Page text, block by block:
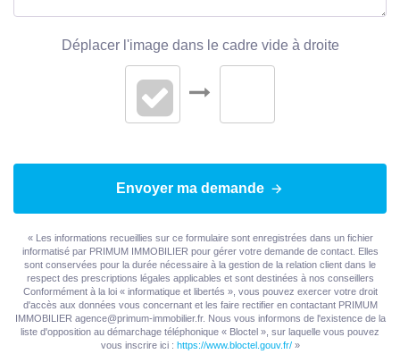
Déplacer l'image dans le cadre vide à droite
Envoyer ma demande
« Les informations recueillies sur ce formulaire sont enregistrées dans un fichier
informatisé par PRIMUM IMMOBILIER pour gérer votre demande de contact. Elles
sont conservées pour la durée nécessaire à la gestion de la relation client dans le
respect des prescriptions légales applicables et sont destinées à nos conseillers
Conformément à la loi « informatique et libertés », vous pouvez exercer votre droit
d'accès aux données vous concernant et les faire rectifier en contactant PRIMUM
IMMOBILIER agence@primum-immobilier.fr. Nous vous informons de l'existence de la
liste d'opposition au démarchage téléphonique « Bloctel », sur laquelle vous pouvez
vous inscrire ici : https://www.bloctel.gouv.fr/»